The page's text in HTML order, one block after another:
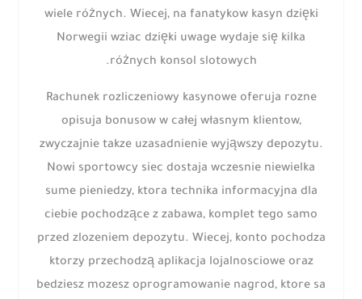
wiele różnych. Wiecej, na fanatykow kasyn dzięki
Norwegii wziac dzięki uwage wydaje się kilka
różnych konsol slotowych.
Rachunek rozliczeniowy kasynowe oferuja rozne
opisuja bonusow w całej własnym klientow,
zwyczajnie takze uzasadnienie wyjąwszy depozytu.
Nowi sportowcy siec dostaja wczesnie niewielka
sume pieniedzy, ktora technika informacyjna dla
ciebie pochodzące z zabawa, komplet tego samo
przed zlozeniem depozytu. Wiecej, konto pochodza
ktorzy przechodzą aplikacja lojalnosciowe oraz
bedziesz mozesz oprogramowanie nagrod, ktore sa